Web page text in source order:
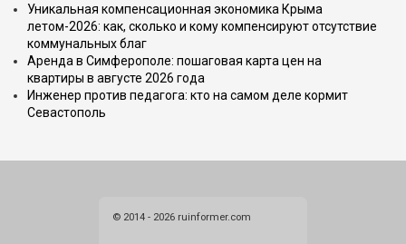
Уникальная компенсационная экономика Крыма
летом-2026: как, сколько и кому компенсируют отсутствие
коммунальных благ
Аренда в Симферополе: пошаговая карта цен на
квартиры в августе 2026 года
Инженер против педагога: кто на самом деле кормит
Севастополь
© 2014 - 2026 ruinformer.com